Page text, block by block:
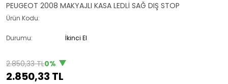
PEUGEOT 2008 MAKYAJLI KASA LEDLİ SAĞ DIŞ STOP
Ürün Kodu:
Durumu: İkinci El
2.850,33 TL0%
2.850,33 TL